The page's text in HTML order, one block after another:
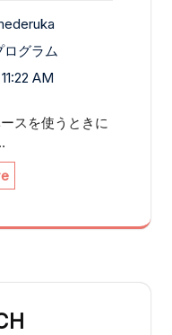
ログラム
11:22 AM
スを使うときに